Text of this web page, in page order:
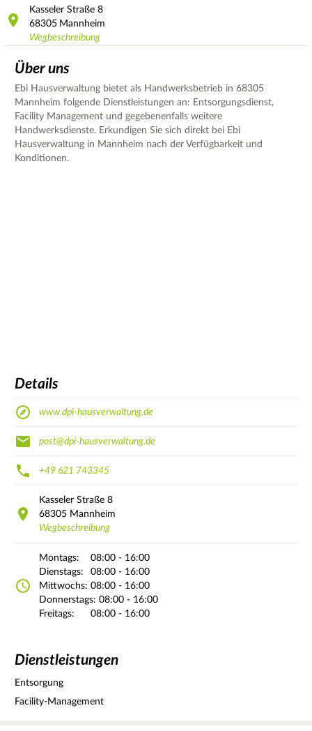
Kasseler Straße 8
68305 Mannheim
Wegbeschreibung
Über uns
Ebi Hausverwaltung bietet als Handwerksbetrieb in 68305
Mannheim folgende Dienstleistungen an: Entsorgungsdienst,
Facility Management und gegebenenfalls weitere
Handwerksdienste. Erkundigen Sie sich direkt bei Ebi
Hausverwaltung in Mannheim nach der Verfügbarkeit und
Konditionen.
Details
www.dpi-hausverwaltung.de
post@dpi-hausverwaltung.de
+49 621 743345
Kasseler Straße 8
68305 Mannheim
Wegbeschreibung
Montags:
08:00 - 16:00
Dienstags:
08:00 - 16:00
Mittwochs: 08:00 - 16:00
Donnerstags: 08:00 - 16:00
Freitags:
08:00 - 16:00
Dienstleistungen
Entsorgung
Facility-Management